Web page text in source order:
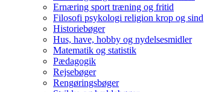
Ernæring sport træning og fritid
Filosofi psykologi religion krop og sind
Historiebøger
Hus, have, hobby og nydelsesmidler
Matematik og statistik
Pædagogik
Rejsebøger
Rengøringsbøger